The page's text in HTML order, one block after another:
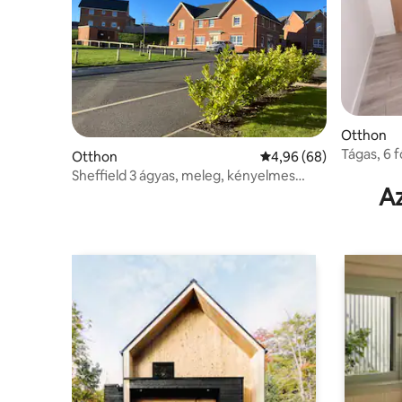
Otthon Átlagos értékelés: 5/
4,96 (68)
Sheffield 3 ágyas, meleg, kényelmes
Otthon
Tágas, 6